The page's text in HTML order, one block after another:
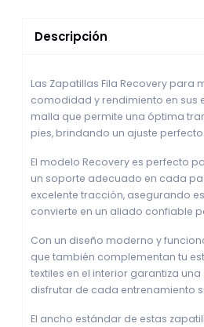
Descripción
Las Zapatillas Fila Recovery
comodidad y rendimiento en sus
malla que permite una óptima
pies, brindando un ajuste
El modelo Recovery es perfecto
un soporte adecuado en cada
excelente tracción, asegurando
convierte en un aliado confiable
Con un diseño moderno y
que también complementan tu
textiles en el interior garantiza
disfrutar de cada entrenamiento
El ancho estándar de estas